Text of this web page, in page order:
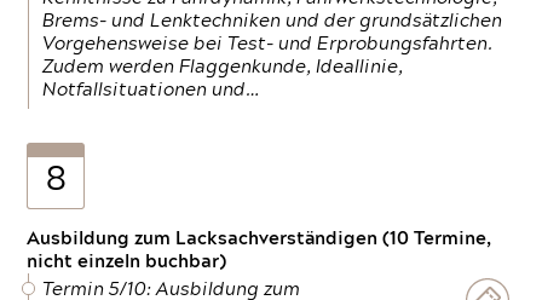
Brems- und Lenktechniken und der grundsätzlichen
Vorgehensweise bei Test- und Erprobungsfahrten.
Zudem werden Flaggenkunde, Ideallinie,
Notfallsituationen und…
8
Ausbildung zum Lacksachverständigen (10 Termine,
nicht einzeln buchbar)
Termin 5/10: Ausbildung zum